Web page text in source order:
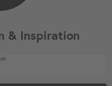
& Inspiration
Honig